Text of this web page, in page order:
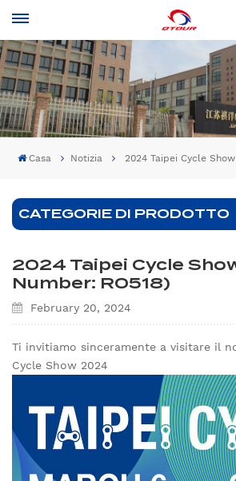
Casa Notizia 2024 Taipei Cycle
CATEGORIE DI PRODOTTO
2024 Taipei Cycle
Number: R0518)
February 20, 2024
Ti invitiamo sinceramente a visitare il
Cycle Show 2024